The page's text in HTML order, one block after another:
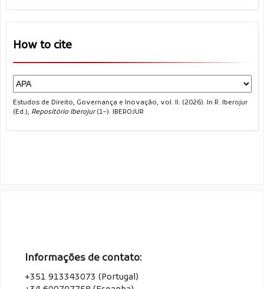
How to cite
Estudos de Direito, Governança e Inovação, vol. II. (2026). In R. Iberojur
(Ed.), Repositório Iberojur(1–). IBEROJUR
Informações de contato:
+351 913343073 (Portugal)